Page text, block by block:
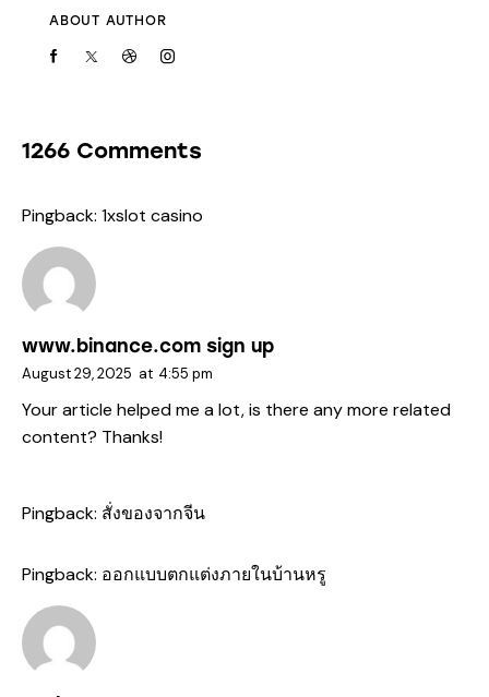
ABOUT AUTHOR
1266 Comments
Pingback: 1xslot casino
www.binance.com sign up
August 29, 2025 at 4:55 pm
Your article helped me a lot, is there any more related
content? Thanks!
Pingback: สั่งของจากจีน
Pingback: ออกแบบตกแต่งภายในบ้านหรู